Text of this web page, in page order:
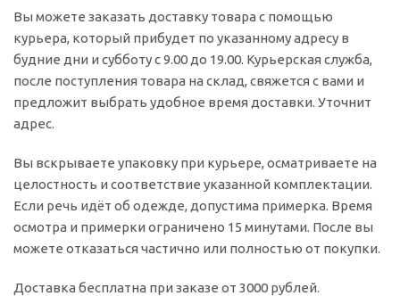
Вы можете заказать доставку товара с помощью
курьера, который прибудет по указанному адресу в
будние дни и субботу с 9.00 до 19.00. Курьерская служба,
после поступления товара на склад, свяжется с вами и
предложит выбрать удобное время доставки. Уточнит
адрес.
Вы вскрываете упаковку при курьере, осматриваете на
целостность и соответствие указанной комплектации.
Если речь идёт об одежде, допустима примерка. Время
осмотра и примерки ограничено 15 минутами. После вы
можете отказаться частично или полностью от покупки.
Доставка бесплатна при заказе от 3000 рублей.